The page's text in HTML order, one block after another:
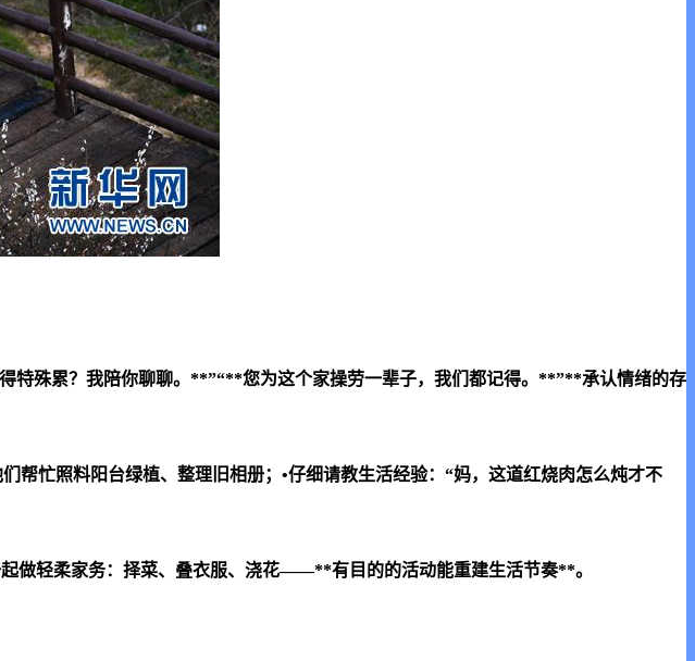
特殊累？我陪你聊聊。**”“**您为这个家操劳一辈子，我们都记得。**”**承认情绪的存
帮忙照料阳台绿植、整理旧相册；•仔细请教生活经验：“妈，这道红烧肉怎么炖才不
做轻柔家务：择菜、叠衣服、浇花——**有目的的活动能重建生活节奏**。